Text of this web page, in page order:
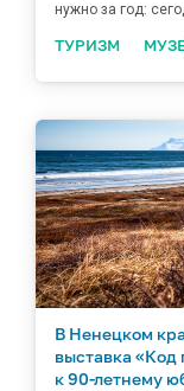
нужно за год:
ТУРИЗМ
В Ненецком
выставка
к 90-летнему